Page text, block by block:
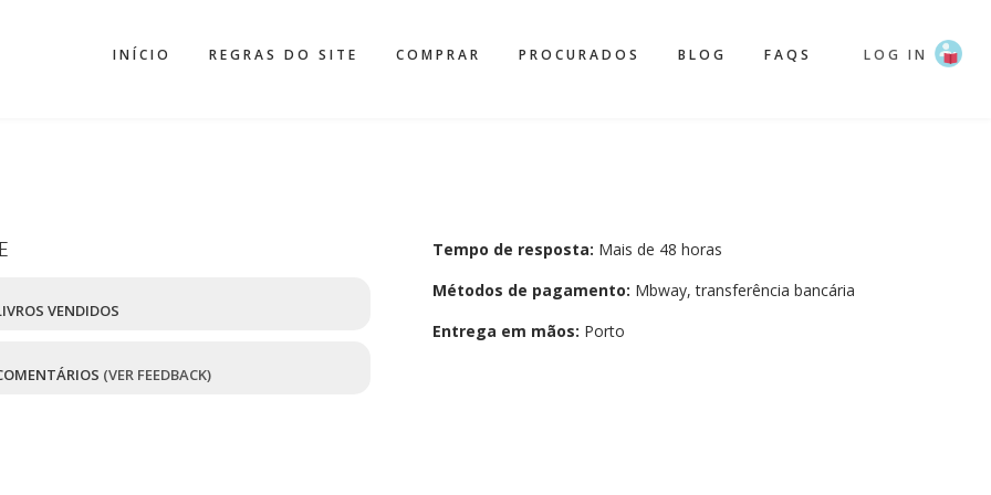
INÍCIO REGRAS DO SITE COMPRAR PROCURADOS BLOG FAQS LOG IN
VENDIDOS
(VER FEEDBACK)
Tempo de resposta: Mais de 48 horas
Métodos de pagamento: Mbway, transferência bancária
Entrega em mãos: Porto